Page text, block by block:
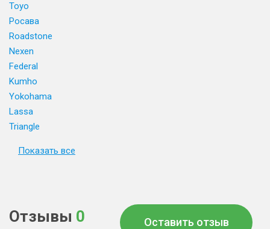
Toyo
Росава
Roadstone
Nexen
Federal
Kumho
Yokohama
Lassa
Triangle
Показать все
Отзывы 0 Оставить отзыв